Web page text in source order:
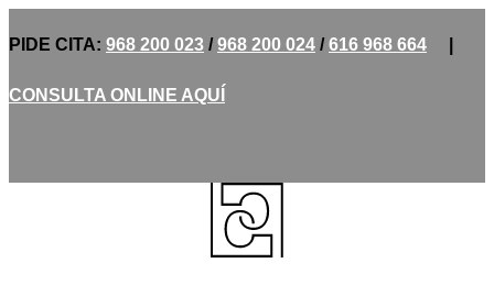
PIDE CITA: 968 200 023 /968 200 024 /616 968 664
CONSULTA ONLINE AQUÍ